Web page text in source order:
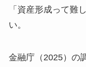
「資産形成って難
い。
金融庁（2025）の